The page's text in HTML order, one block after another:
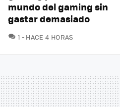
mundo del gaming sin
gastar demasiado
1 COMENTARIOS
HACE 4 HORAS